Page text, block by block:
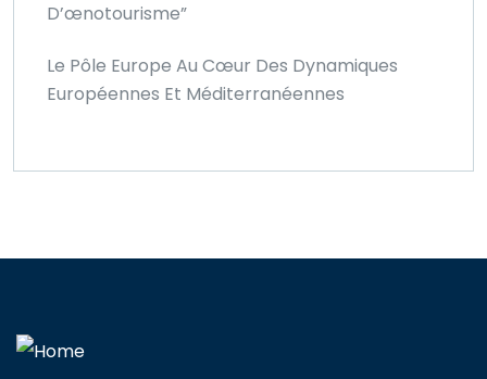
D’œnotourisme”
Le Pôle Europe Au Cœur Des Dynamiques
Européennes Et Méditerranéennes